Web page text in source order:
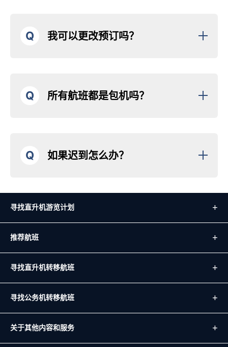
Q 我可以更改预订吗？
Q 所有航班都是包机吗？
Q 如果迟到怎么办？
寻找直升机游览计划
推荐航班
寻找直升机转移航班
寻找公务机转移航班
关于其他内容和服务